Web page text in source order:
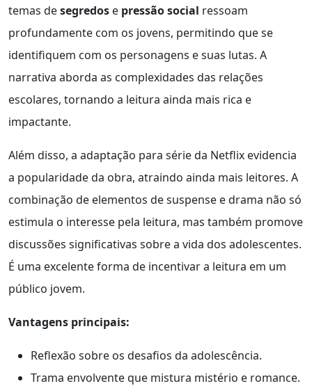
temas desegredos e pressão social ressoam
profundamente com os jovens, permitindo que se
identifiquem com os personagens e suas lutas. A
narrativa aborda as complexidades das relações
escolares, tornando a leitura ainda mais rica e
impactante.
Além disso, a adaptação para série da Netflix evidencia
a popularidade da obra, atraindo ainda mais leitores. A
combinação de elementos de suspense e drama não só
estimula o interesse pela leitura, mas também promove
discussões significativas sobre a vida dos adolescentes.
É uma excelente forma de incentivar a leitura em um
público jovem.
Vantagens principais:
Reflexão sobre os desafios da adolescência.
Trama envolvente que mistura mistério e romance.